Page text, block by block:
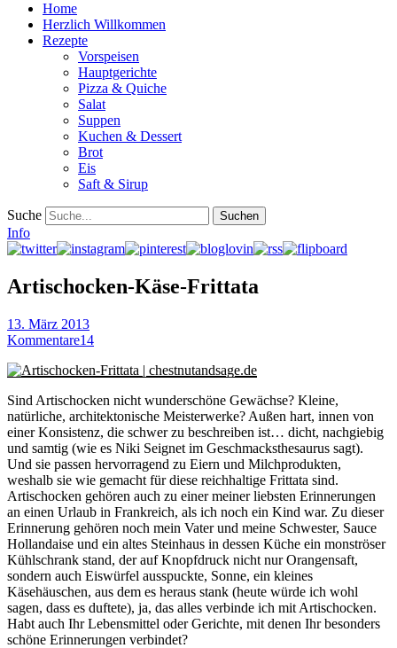
Home
Herzlich Willkommen
Rezepte
Vorspeisen
Hauptgerichte
Pizza & Quiche
Salat
Suppen
Kuchen & Dessert
Brot
Eis
Saft & Sirup
Suche
Info
Artischocken-Käse-Frittata
13. März 2013
Kommentare14
Sind Artischocken nicht wunderschöne Gewächse? Kleine,
natürliche, architektonische Meisterwerke? Außen hart, innen von
einer Konsistenz, die schwer zu beschreiben ist… dicht, nachgiebig
und samtig (wie es Niki Seignet im Geschmacksthesaurus sagt).
Und sie passen hervorragend zu Eiern und Milchprodukten,
weshalb sie wie gemacht für diese reichhaltige Frittata sind.
Artischocken gehören auch zu einer meiner liebsten Erinnerungen
an einen Urlaub in Frankreich, als ich noch ein Kind war. Zu dieser
Erinnerung gehören noch mein Vater und meine Schwester, Sauce
Hollandaise und ein altes Steinhaus in dessen Küche ein monströser
Kühlschrank stand, der auf Knopfdruck nicht nur Orangensaft,
sondern auch Eiswürfel ausspuckte, Sonne, ein kleines
Käsehäuschen, aus dem es heraus stank (heute würde ich wohl
sagen, dass es duftete), ja, das alles verbinde ich mit Artischocken.
Habt auch Ihr Lebensmittel oder Gerichte, mit denen Ihr besonders
schöne Erinnerungen verbindet?